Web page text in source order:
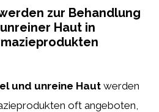
zur Behandlung
Haut in
und unreine Haut werden
oft angeboten,